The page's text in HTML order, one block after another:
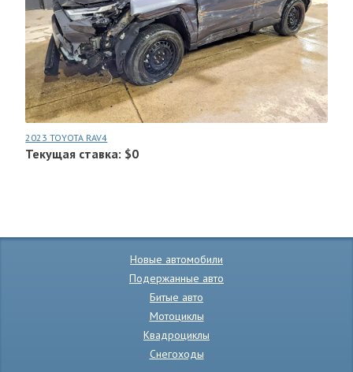
2023 TOYOTA RAV4
Текущая ставка: $0
Новые автомобили
Подержанные авто
Битые авто
Мотоциклы
Квадроциклы
Снегоходы